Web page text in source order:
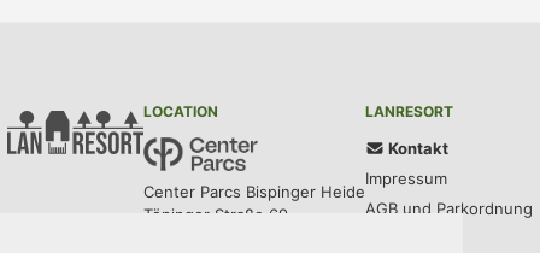
LOCATION
Center Parcs Bispinger Heide
Töpinger Straße 69
LANRESORT
Kontakt
Impressum
AGB und Parkordnung